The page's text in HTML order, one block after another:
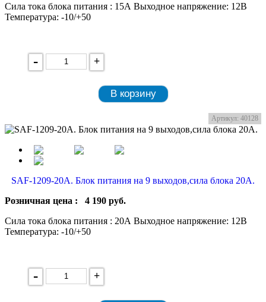
Сила тока блока питания : 15А Выходное напряжение: 12В
Температура: -10/+50
- +
В корзину
Артикул: 40128
SAF-1209-20A. Блок питания на 9 выходов,сила блока 20А.
Розничная цена : 4 190 руб.
Сила тока блока питания : 20А Выходное напряжение: 12В
Температура: -10/+50
- +